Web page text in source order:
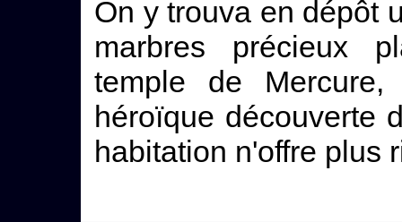
On y trouva en dépôt
marbres précieux
temple de
héroïque découverte
habitation n'offre plus